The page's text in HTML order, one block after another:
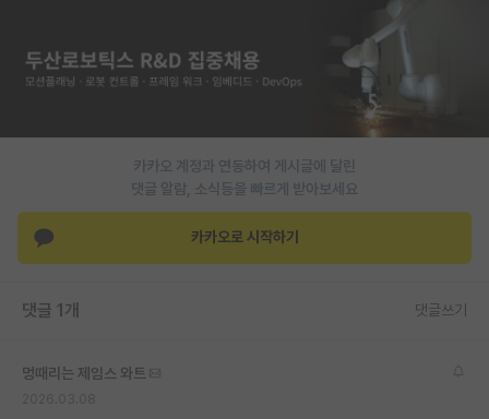
커리어
유학교육
이벤트
반도체 아카데미
카카오 계정과 연동하여 게시글에 달린
댓글 알람, 소식등을 빠르게 받아보세요
카카오로 시작하기
댓글 1개 댓글쓰기
멍때리는 제임스 와트